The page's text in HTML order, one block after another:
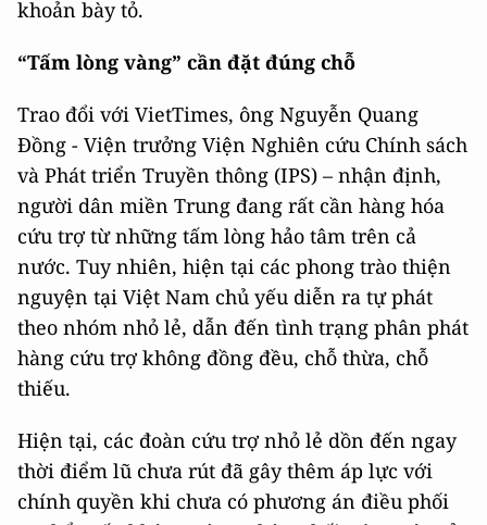
khoản bày tỏ.
“Tấm lòng vàng” cần đặt đúng chỗ
Trao đổi với VietTimes, ông Nguyễn Quang
Đồng - Viện trưởng Viện Nghiên cứu Chính sách
và Phát triển Truyền thông (IPS) – nhận định,
người dân miền Trung đang rất cần hàng hóa
cứu trợ từ những tấm lòng hảo tâm trên cả
nước. Tuy nhiên, hiện tại các phong trào thiện
nguyện tại Việt Nam chủ yếu diễn ra tự phát
theo nhóm nhỏ lẻ, dẫn đến tình trạng phân phát
hàng cứu trợ không đồng đều, chỗ thừa, chỗ
thiếu.
Hiện tại, các đoàn cứu trợ nhỏ lẻ dồn đến ngay
thời điểm lũ chưa rút đã gây thêm áp lực với
chính quyền khi chưa có phương án điều phối